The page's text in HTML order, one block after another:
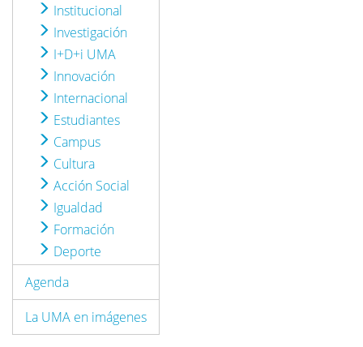
Institucional
Investigación
I+D+i UMA
Innovación
Internacional
Estudiantes
Campus
Cultura
Acción Social
Igualdad
Formación
Deporte
Agenda
La UMA en imágenes